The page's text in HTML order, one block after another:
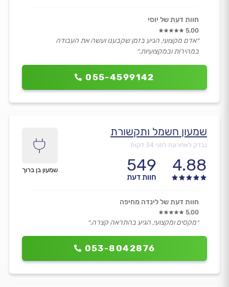
055-4599142
חוות דעת של יוסי
5.00
״אדם מקצועי, הגיע בזמן שקבענו ועשה את העבודה
במהירות ובמקצועיות.״
שמעון בן ברוך
שמעון חשמל ותקשורת
נבדק לאחרונה לפני 34 דקות
4.88
549
חוות דעת
053-8042876
חוות דעת של לינדה מחיפה
5.00
״מקסים ומקצועי, הגיע בהתראה קצרה.״